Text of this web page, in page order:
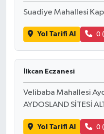
Suadiye Mahallesi
Yol Tarifi Al 0
İlkcan Eczanesi
Velibaba Mahallesi
AYDOSLAND SİTESİ
Yol Tarifi Al 0